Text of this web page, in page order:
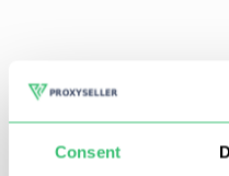
Consent
Cuộn xuống danh